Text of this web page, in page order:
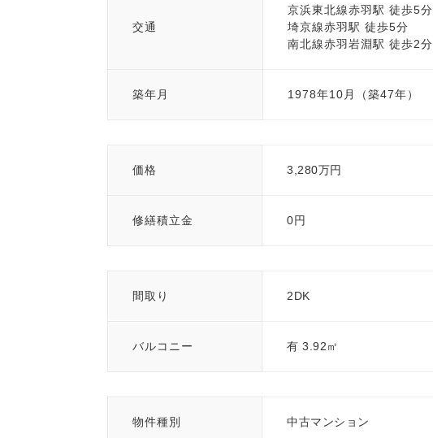
交通
京浜東北線赤羽駅 徒歩5分
埼京線赤羽駅 徒歩5分
南北線赤羽岩淵駅 徒歩2分
築年月 1978年10月（築47年）
価格 3,280万円
修繕積立金 0円
間取り 2DK
バルコニー 有 3.92㎡
物件種別 中古マンション